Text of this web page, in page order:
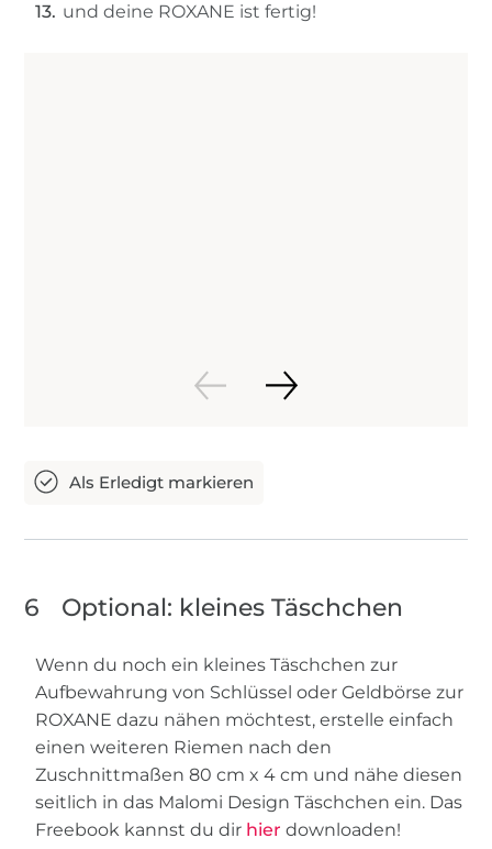
und deine ROXANE ist fertig!
6 Optional: kleines Täschchen
Wenn du noch ein kleines Täschchen zur
Aufbewahrung von Schlüssel oder Geldbörse zur
ROXANE dazu nähen möchtest, erstelle einfach
einen weiteren Riemen nach den
Zuschnittmaßen 80 cm x 4 cm und nähe diesen
seitlich in das Malomi Design Täschchen ein. Das
Freebook kannst du dir hier downloaden!